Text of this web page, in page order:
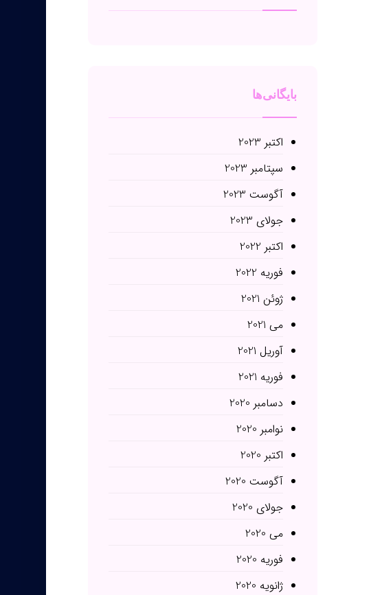
بایگانی‌ها
اکتبر 2023
سپتامبر 2023
آگوست 2023
جولای 2023
اکتبر 2022
فوریه 2022
ژوئن 2021
می 2021
آوریل 2021
فوریه 2021
دسامبر 2020
نوامبر 2020
اکتبر 2020
آگوست 2020
جولای 2020
می 2020
فوریه 2020
ژانویه 2020